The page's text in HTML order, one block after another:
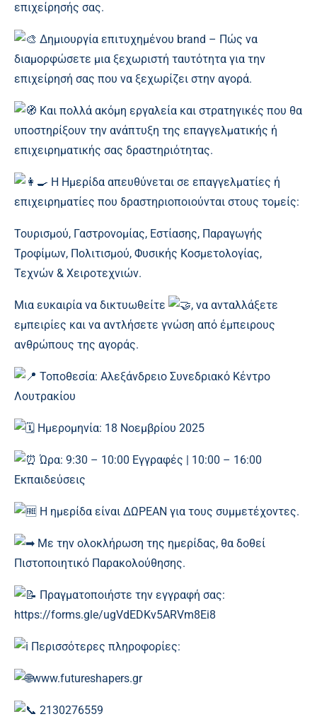
επιχείρησής σας.
Δημιουργία επιτυχημένου brand – Πώς να
διαμορφώσετε μια ξεχωριστή ταυτότητα για την
επιχείρησή σας που να ξεχωρίζει στην αγορά.
Και πολλά ακόμη εργαλεία και στρατηγικές που θα
υποστηρίξουν την ανάπτυξη της επαγγελματικής ή
επιχειρηματικής σας δραστηριότητας.
Η Ημερίδα απευθύνεται σε επαγγελματίες ή
επιχειρηματίες που δραστηριοποιούνται στους τομείς:
Τουρισμού, Γαστρονομίας, Εστίασης, Παραγωγής
Τροφίμων, Πολιτισμού, Φυσικής Κοσμετολογίας,
Τεχνών & Χειροτεχνιών.
Μια ευκαιρία να δικτυωθείτε
, να ανταλλάξετε
εμπειρίες και να αντλήσετε γνώση από έμπειρους
ανθρώπους της αγοράς.
Τοποθεσία: Αλεξάνδρειο Συνεδριακό Κέντρο
Λουτρακίου
Ημερομηνία: 18 Νοεμβρίου 2025
Ώρα: 9:30 – 10:00 Εγγραφές | 10:00 – 16:00
Εκπαιδεύσεις
Η ημερίδα είναι ΔΩΡΕΑΝ για τους συμμετέχοντες.
Με την ολοκλήρωση της ημερίδας, θα δοθεί
Πιστοποιητικό Παρακολούθησης.
Πραγματοποιήστε την εγγραφή σας:
https://forms.gle/ugVdEDKv5ARVm8Ei8
Περισσότερες πληροφορίες:
www.futureshapers.gr
2130276559